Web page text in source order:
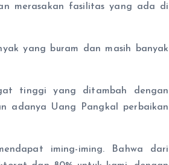
merasakan fasilitas yang ada di
yang buram dan masih banyak
tinggi yang ditambah dengan
adanya Uang Pangkal perbaikan
iming-iming. Bahwa dari